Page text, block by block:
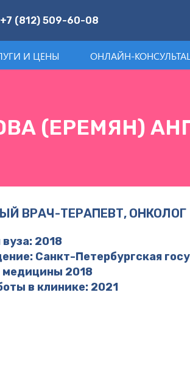
+7 (812) 509-60-08
И ЦЕНЫ ОНЛАЙН-
(ЕРЕМЯН)
ВРАЧ-ТЕРАПЕВТ, ОНКОЛОГ
вуза: 2018
Санкт-Петербургская
медицины 2018
в клинике: 2021